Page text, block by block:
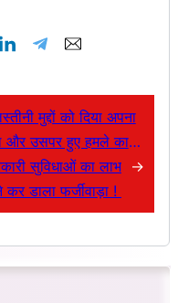
मुद्दों को दिया अपना
और उसपर हुए हमले का
सुविधाओं का लाभ
डाला फर्जीवाड़ा !
→